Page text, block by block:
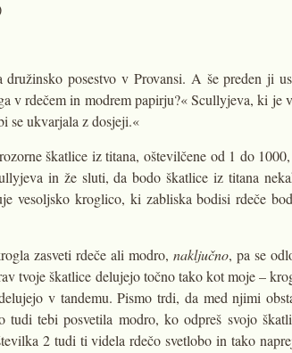
posestvo v Provansi. A še preden ji
v rdečem in modrem papirju?« Scullyjeva, ki je
se ukvarjala z dosjeji.«
škatlice iz titana, oštevilčene od 1 do
in že sluti, da bodo škatlice iz titana
vesoljsko kroglico, ki zabliska bodisi rdeče
zasveti rdeče ali modro,naključno, pa se
tvoje škatlice delujejo točno tako kot moje –
v tandemu. Pismo trdi, da med njimi
tudi tebi posvetila modro, ko odpreš svojo
2 tudi ti videla rdečo svetlobo in tako